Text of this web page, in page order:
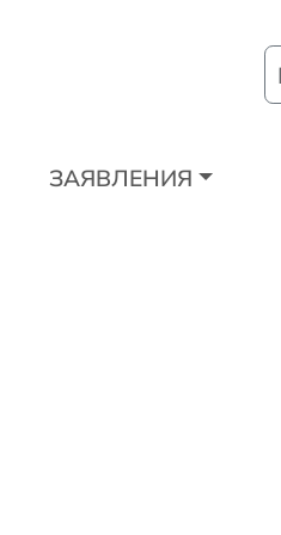
ЗАЯВЛЕНИЯ